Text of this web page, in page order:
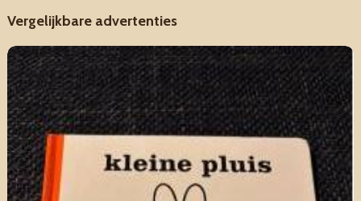
Vergelijkbare advertenties